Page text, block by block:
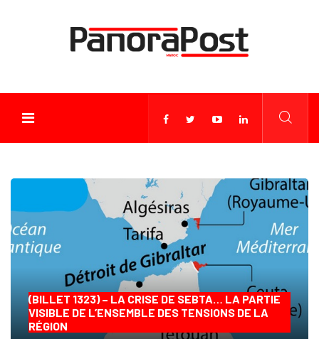
(BILLET 1323) – LA CRISE DE SEBTA… LA PARTIE
VISIBLE DE L’ENSEMBLE DES TENSIONS DE LA
RÉGION